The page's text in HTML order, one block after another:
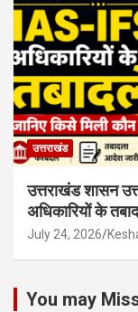
उत्तराखंड
उत्तराखंड शासन
अधिकारियों के
July 24, 2026
You may